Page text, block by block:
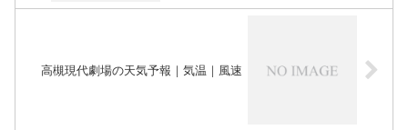
高槻現代劇場の天気予報｜気温｜風速